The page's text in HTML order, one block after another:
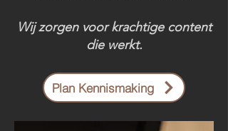
Wij zorgen voor krachtige content
die werkt.
Plan Kennismaking